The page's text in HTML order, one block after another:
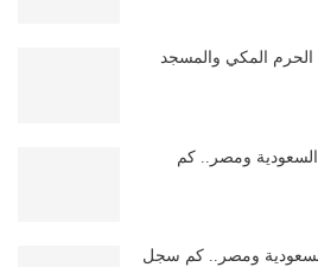
الحرم المكي والمسجد
السعودية ومصر.. كم
ومصر.. كم سجل